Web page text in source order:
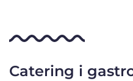
Catering i